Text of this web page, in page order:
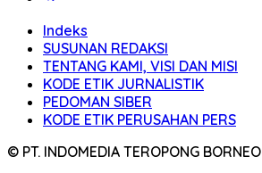
Indeks
SUSUNAN REDAKSI
TENTANG KAMI, VISI DAN MISI
KODE ETIK JURNALISTIK
PEDOMAN SIBER
KODE ETIK PERUSAHAN PERS
© PT. INDOMEDIA TEROPONG BORNEO